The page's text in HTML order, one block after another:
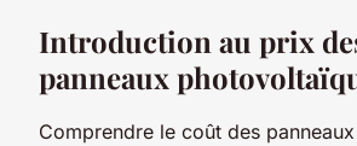
Introduction au prix
panneaux
Comprendre le coût des panneaux